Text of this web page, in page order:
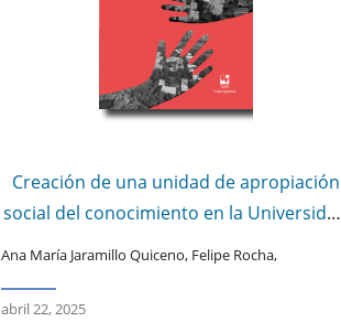
Creación de una unidad de apropiación
social del conocimiento en la Universidad
del Valle
Ana María Jaramillo Quiceno, Felipe Rocha,
abril 22, 2025